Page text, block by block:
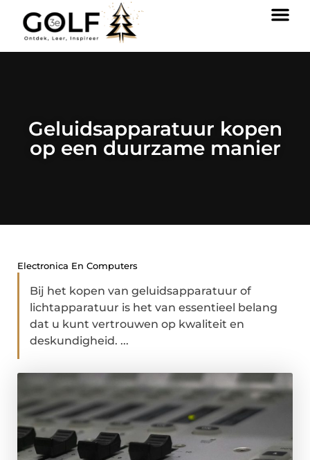
Geluidsapparatuur kopen
op een duurzame manier
Electronica En Computers
Bij het kopen van geluidsapparatuur of
lichtapparatuur is het van essentieel belang
dat u kunt vertrouwen op kwaliteit en
deskundigheid. ...